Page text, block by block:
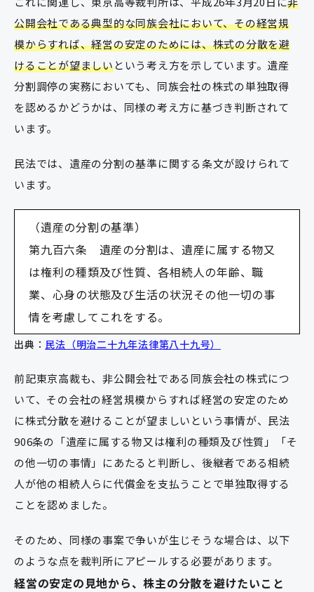
公開会社である典型的な同族会社において、その経営規
模からすれば、経営の安定のためには、株式の分散を避
けることが望ましいという考え方を示しています。遺産
分割調停の実務においても、同族会社の株式の単独取得
を認めるかどうかは、同様の考え方に基づき判断されて
います。
民法では、遺産の分割の基準に関する条文が設けられて
います。
（遺産の分割の基準）
第九百六条 遺産の分割は、遺産に属する物又
は権利の種類及び性質、各相続人の年齢、職
業、心身の状態及び生活の状況その他一切の事
情を考慮してこれをする。
出典： 民法（明治二十九年法律第八十九号）
前記東京高裁も、非公開会社である同族会社の株式につ
いて、その会社の経営規模からすれば経営の安定のため
に株式分散を避けることが望ましいという事情が、民法
906条の「遺産に属する物又は権利の種類及び性質」「そ
の他一切の事情」にあたると判断し、後継者である相続
人が他の相続人らに代償金を支払うことで単独取得する
ことを認めました。
そのため、同様の事案で争いが生じそうな場合は、以下
のような点を裁判所にアピールする必要があります。
経営の安定の見地から、株主の分散を避けたいこと